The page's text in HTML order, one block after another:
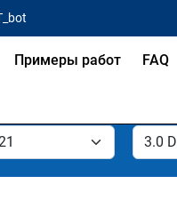
Примеры работ FAQ